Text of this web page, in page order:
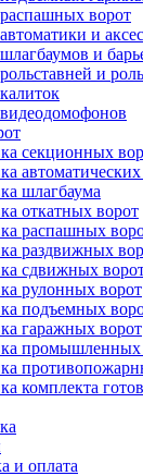
ворот
и
и
и
секционных
шлагбаума
откатных ворот
распашных
раздвижных
сдвижных
рулонных ворот
подъемных
гаражных ворот
промышленных
комплекта
и оплата